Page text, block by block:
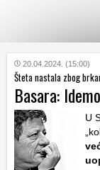
KATEGORIJE
HRVATSKI
WEB
20.04.2024. (15:00)
Šteta nastala zbog
Basara:
U